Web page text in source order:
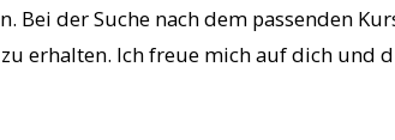
Bei der Suche nach dem passenden
erhalten. Ich freue mich auf dich und